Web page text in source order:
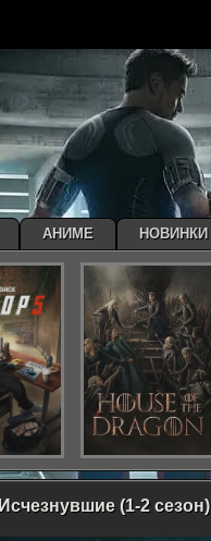
Исчезнувшие (1-2 сезон)
АНИМЕ НОВИНКИ